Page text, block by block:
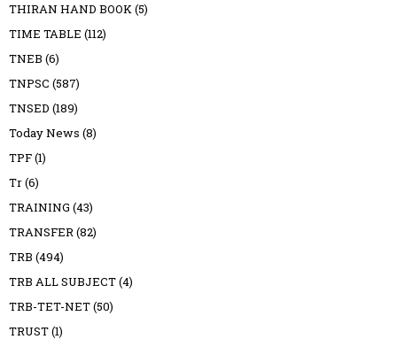
THIRAN HAND BOOK(5)
TIME TABLE (112)
TNEB (6)
TNPSC (587)
TNSED (189)
Today News (8)
TPF(1)
Tr(6)
TRAINING (43)
TRANSFER(82)
TRB (494)
TRB ALL SUBJECT(4)
TRB-TET-NET(50)
TRUST(1)